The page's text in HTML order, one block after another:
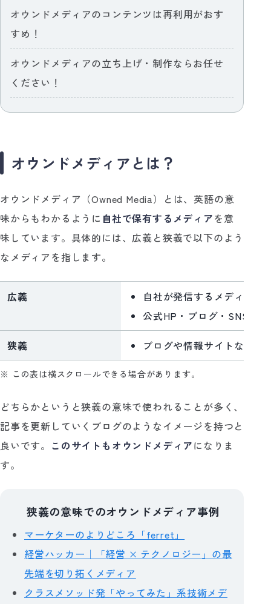
オウンドメディアのコンテンツは再利用がおす
すめ！
オウンドメディアの立ち上げ・制作ならお任せ
ください！
オウンドメディアとは？
オウンドメディア（Owned Media）とは、英語の意
味からもわかるように 自社で保有するメディアを意
味しています。具体的には、広義と狭義で以下のよう
なメディアを指します。
広義
自社が発信するメディア全
公式HP・ブログ・SNS・
狭義 ブログや情報サイトなどの
※ この表は横スクロールできる場合があります。
どちらかというと狭義の意味で使われることが多く、
記事を更新していくブログのようなイメージを持つと
良いです。 このサイトもオウンドメディアになりま
す。
狭義の意味でのオウンドメディア事例
マーケターのよりどころ「ferret」
経営ハッカー｜「経営 × テクノロジー」の最
先端を切り拓くメディア
クラスメソッド発「やってみた」系技術メデ